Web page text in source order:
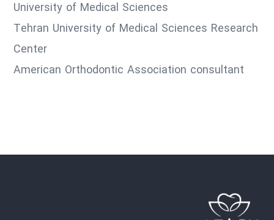
University of Medical Sciences
Tehran University of Medical Sciences Research
Center
American Orthodontic Association consultant